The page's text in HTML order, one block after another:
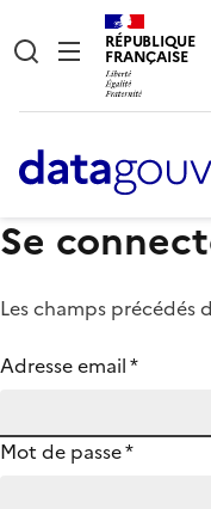
RÉPUBLIQUE
FRANÇAISE
Se
Les champs précédés
Adresse email*
Mot de passe*